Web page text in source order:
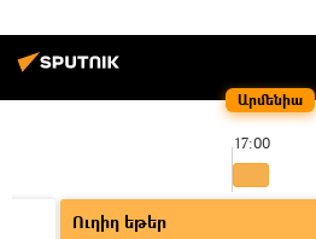
Արմենիա
17:00
Ուղիղ եթեր